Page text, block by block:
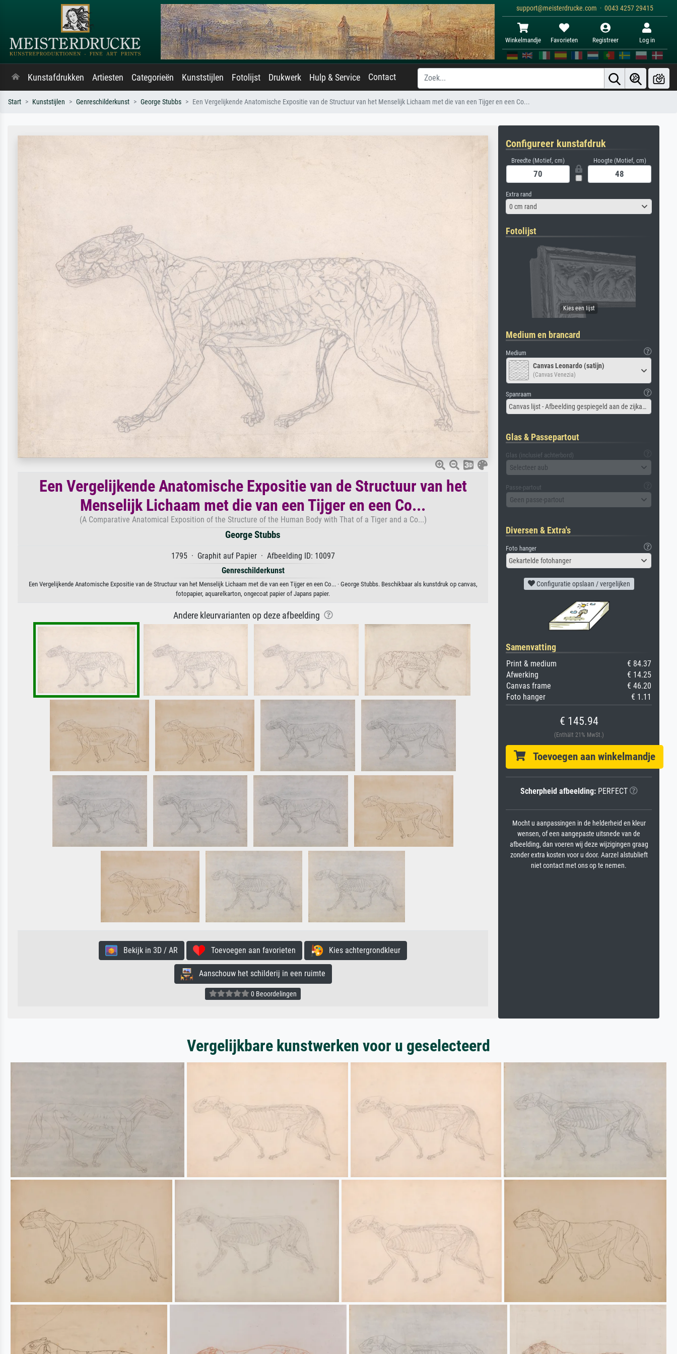
support@meisterdrucke.com · 0043 4257 29415
Winkelmandje Favorieten Registreer Log in
Kunstafdrukken Artiesten Categorieën Kunststijlen Fotolijst Drukwerk Hulp & Service Contact
Start Kunststijlen Genreschilderkunst George Stubbs Een Vergelijkende Anatomische Expositie van de Structuur van het Menselijk Lichaam met die van een Tijger en een Co...
Een Vergelijkende Anatomische Expositie van de Structuur van het
Menselijk Lichaam met die van een Tijger en een Co...
(A Comparative Anatomical Exposition of the Structure of the Human Body with That of a Tiger and a Co...)
George Stubbs
1795 · Graphit auf Papier · Afbeelding ID: 10097
Genreschilderkunst
Een Vergelijkende Anatomische Expositie van de Structuur van het Menselijk Lichaam met die van een Tijger en een Co... · George Stubbs. Beschikbaar als kunstdruk op canvas,
fotopapier, aquarelkarton, ongecoat papier of Japans papier.
Andere kleurvarianten op deze afbeelding
Bekijk in 3D / AR Toevoegen aan favorieten Kies achtergrondkleur
Aanschouw het schilderij in een ruimte
0 Beoordelingen
Configureer kunstafdruk
Breedte (Motief, cm) Hoogte (Motief, cm)
Extra rand
0 cm rand
Fotolijst
Medium en brancard
Medium
Canvas Leonardo (satijn)
(Canvas Venezia)
Spanraam
Canvas lijst - Afbeelding gespiegeld aan de zijkant
Glas & Passepartout
Glas (inclusief achterbord)
Selecteer aub
Passe-partout
Geen passe-partout
Diversen & Extra's
Foto hanger
Gekartelde fotohanger
Configuratie opslaan / vergelijken
Samenvatting
Print & medium
€ 84.37
Afwerking
€ 14.25
Canvas frame
€ 46.20
Foto hanger
€ 1.11
€ 145.94
(Enthält 21% MwSt.)
Toevoegen aan winkelmandje
Scherpheid afbeelding:PERFECT
Mocht u aanpassingen in de helderheid en kleur
wensen, of een aangepaste uitsnede van de
afbeelding, dan voeren wij deze wijzigingen graag
zonder extra kosten voor u door. Aarzel alstublieft
niet contact met ons op te nemen.
Vergelijkbare kunstwerken voor u geselecteerd